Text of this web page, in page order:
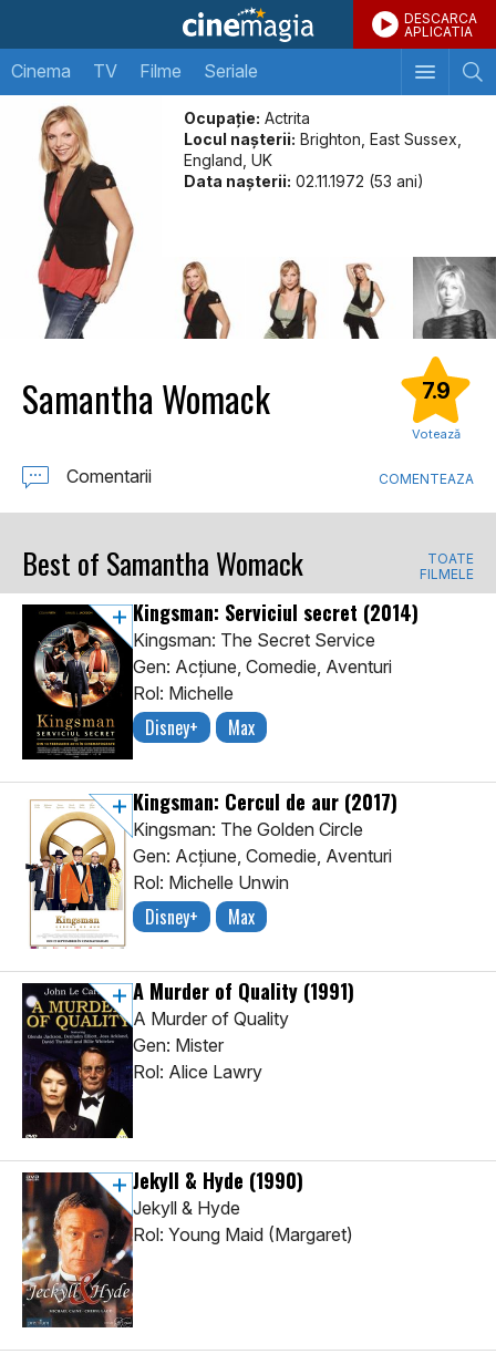
DESCARCA
APLICATIA
Cinema TV Filme Seriale
Ocupație: Actrita
Locul naşterii: Brighton, East Sussex,
England, UK
Data naşterii: 02.11.1972 (53 ani)
Samantha Womack 7.9
Votează
Comentarii COMENTEAZA
Best of Samantha Womack
TOATE
FILMELE
Kingsman: Serviciul secret (2014)
Kingsman: The Secret Service
Gen: Acţiune, Comedie, Aventuri
Rol: Michelle
Disney+ Max
Kingsman: Cercul de aur (2017)
Kingsman: The Golden Circle
Gen: Acţiune, Comedie, Aventuri
Rol: Michelle Unwin
Disney+ Max
A Murder of Quality (1991)
A Murder of Quality
Gen: Mister
Rol: Alice Lawry
Jekyll & Hyde (1990)
Jekyll & Hyde
Rol: Young Maid (Margaret)